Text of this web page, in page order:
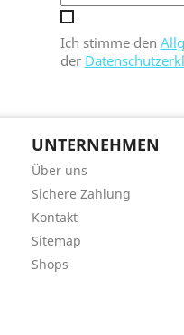
Ich stimme den
der
UNTERNEHMEN
Über uns
Sichere Zahlung
Kontakt
Sitemap
Shops